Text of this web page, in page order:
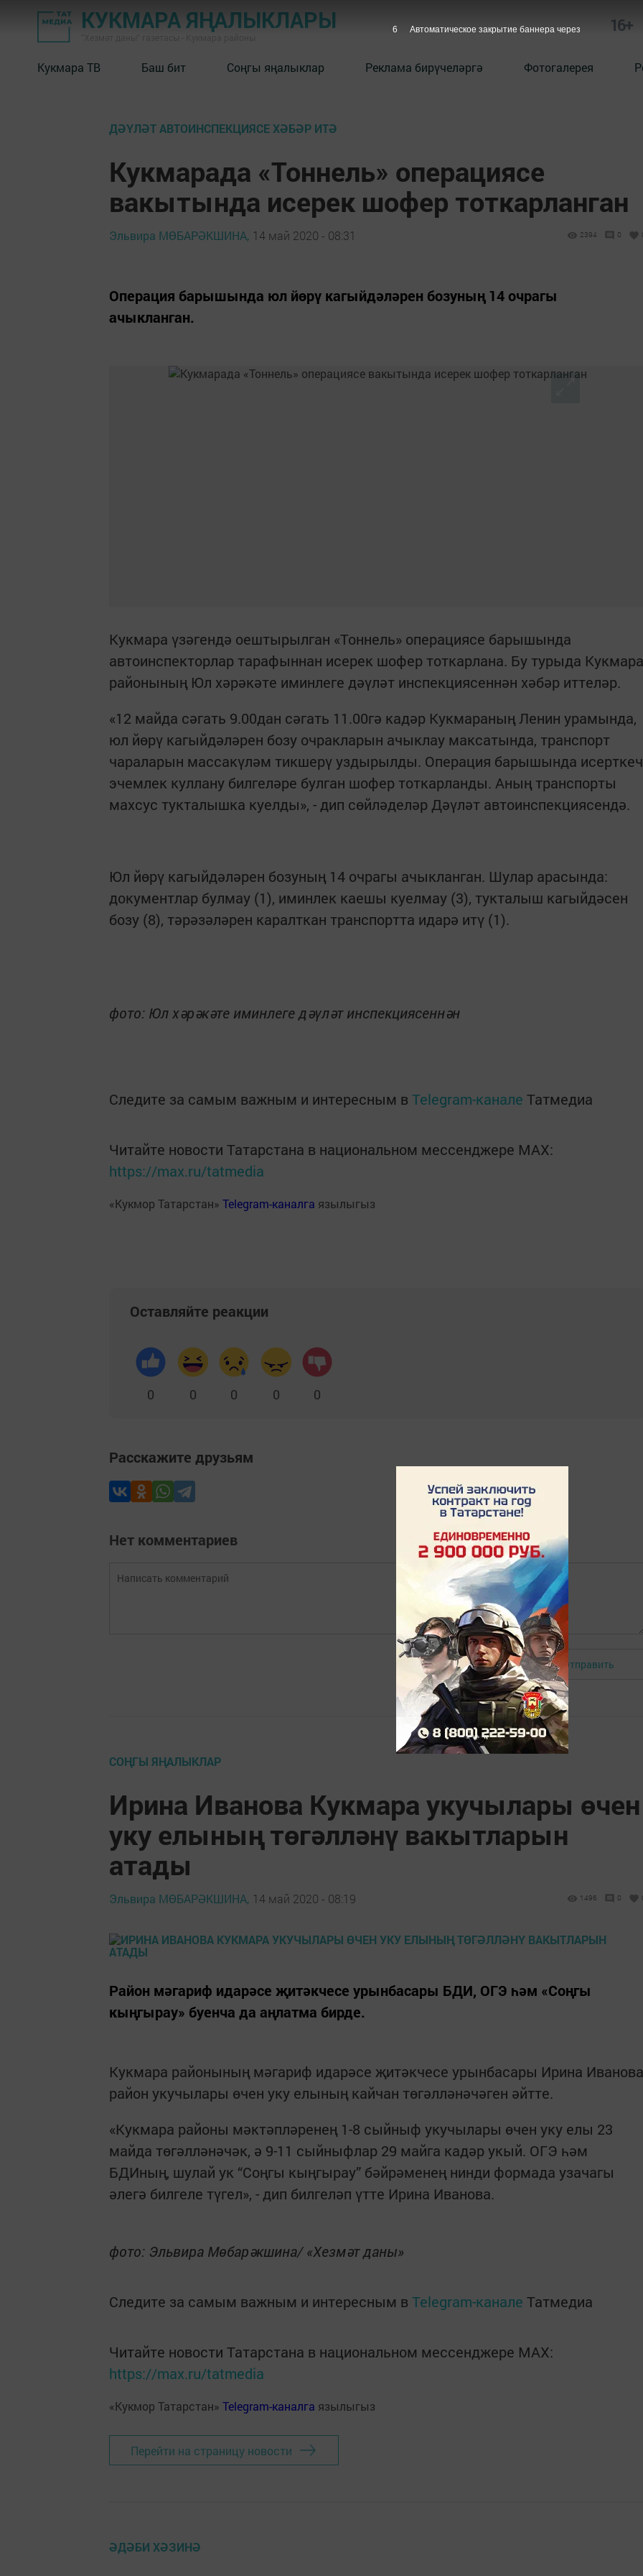
КУКМАРА ЯҢАЛЫКЛАРЫ 16+
Кукмара ТВ Баш бит Соңгы яңалыклар Реклама бирүчеләргә Фотогалерея
ДӘҮЛӘТ АВТОИНСПЕКЦИЯСЕ ХӘБӘР ИТӘ
Кукмарада «Тоннель» операциясе
вакытында исерек шофер тоткарланган
Эльвира МӨБАРӘКШИНА, 14 май 2020 - 08:31 2394 0
Операция барышында юл йөрү кагыйдәләрен бозуның 14 очрагы
ачыкланган.
Кукмара үзәгендә оештырылган «Тоннель» операциясе барышында
автоинспекторлар тарафыннан исерек шофер тоткарлана. Бу турыда Кукмара
районының Юл хәрәкәте иминлеге дәүләт инспекциясеннән хәбәр иттеләр.
«12 майда сәгать 9.00дан сәгать 11.00гә кадәр Кукмараның Ленин урамында,
юл йөрү кагыйдәләрен бозу очракларын ачыклау максатында, транспорт
чараларын массакүләм тикшерү уздырылды. Операция барышында исерткеч
эчемлек куллану билгеләре булган шофер тоткарланды. Аның транспорты
махсус тукталышка куелды», - дип сөйләделәр Дәүләт автоинспекциясендә.
Юл йөрү кагыйдәләрен бозуның 14 очрагы ачыкланган. Шулар арасында:
документлар булмау (1), иминлек каешы куелмау (3), тукталыш кагыйдәсен
бозу (8), тәрәзәләрен каралткан транспортта идарә итү (1).
фото: Юл хәрәкәте иминлеге дәүләт инспекциясеннән
Следите за самым важным и интересным в Telegram-канале Татмедиа
Читайте новости Татарстана в национальном мессенджере MАХ:
https://max.ru/tatmedia
«Кукмор Татарстан» Telegram-каналга язылыгыз
Оставляйте реакции
0 0 0 0 0
Расскажите друзьям
Нет комментариев
Авторизоваться Отправить
СОҢГЫ ЯҢАЛЫКЛАР
Ирина Иванова Кукмара укучылары өчен
уку елының төгәлләнү вакытларын
атады
Эльвира МӨБАРӘКШИНА, 14 май 2020 - 08:19 1496 0
Район мәгариф идарәсе җитәкчесе урынбасары БДИ, ОГЭ һәм «Соңгы
кыңгырау» буенча да аңлатма бирде.
Кукмара районының мәгариф идарәсе җитәкчесе урынбасары Ирина Иванова
район укучылары өчен уку елының кайчан төгәлләнәчәген әйтте.
«Кукмара районы мәктәпләренең 1-8 сыйныф укучылары өчен уку елы 23
майда төгәлләнәчәк, ә 9-11 сыйныфлар 29 майга кадәр укый. ОГЭ һәм
БДИның, шулай ук “Соңгы кыңгырау” бәйрәменең нинди формада узачагы
әлегә билгеле түгел», - дип билгеләп үтте Ирина Иванова.
фото: Эльвира Мөбарәкшина/ «Хезмәт даны»
Следите за самым важным и интересным в Telegram-канале Татмедиа
Читайте новости Татарстана в национальном мессенджере MАХ:
https://max.ru/tatmedia
«Кукмор Татарстан» Telegram-каналга язылыгыз
Перейти на страницу новости
ӘДӘБИ ХӘЗИНӘ
5 Автоматическое закрытие баннера через